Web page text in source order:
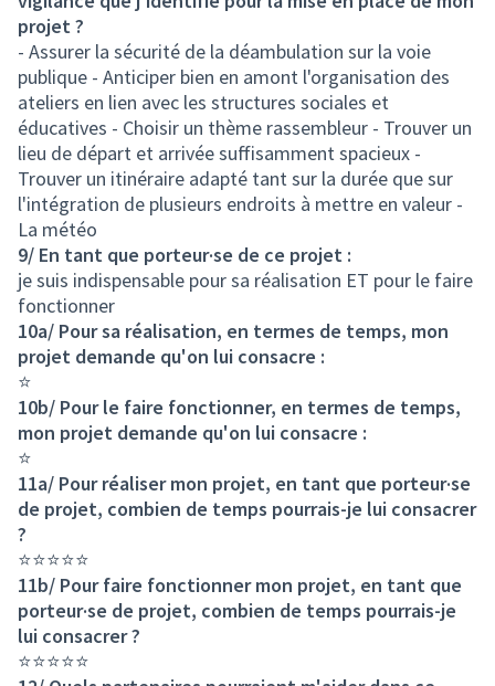
projet ?
- Assurer la sécurité de la déambulation sur la voie
publique - Anticiper bien en amont l'organisation des
ateliers en lien avec les structures sociales et
éducatives - Choisir un thème rassembleur - Trouver un
lieu de départ et arrivée suffisamment spacieux -
Trouver un itinéraire adapté tant sur la durée que sur
l'intégration de plusieurs endroits à mettre en valeur -
La météo
9/ En tant que porteur·se de ce projet :
je suis indispensable pour sa réalisation ET pour le faire
fonctionner
10a/ Pour sa réalisation, en termes de temps, mon
projet demande qu'on lui consacre :
⭐
10b/ Pour le faire fonctionner, en termes de temps,
mon projet demande qu'on lui consacre :
⭐
11a/ Pour réaliser mon projet, en tant que porteur·se
de projet, combien de temps pourrais-je lui consacrer
?
⭐⭐⭐⭐⭐
11b/ Pour faire fonctionner mon projet, en tant que
porteur·se de projet, combien de temps pourrais-je
lui consacrer ?
⭐⭐⭐⭐⭐